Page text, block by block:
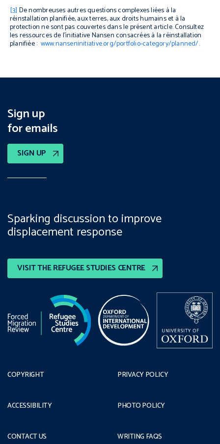
[3] De nombreuses autres questions complexes liées à la
réinstallation planifiée, aux terres, aux droits humains et à la
protection ne sont pas couvertes dans le présent article. Consultez
les ressources de l’initiative Nansen consacrées à la réinstallation
planifiée : www.nanseninitiative.org/portfolio-category/planned/.
Sign up
for emails
SIGN UP
VISIT THE REFUGEE STUDIES CENTRE
Sparking discussion to improve
displacement response
COPYRIGHT
ACCESSIBILITY
CONTACT US
PRIVACY POLICY
PHOTO POLICY
WRITING FAQS